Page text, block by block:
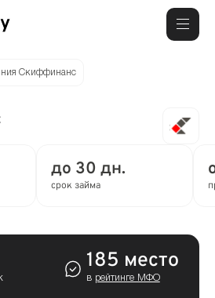
Скиффинанс
до 30 дн.
срок займа
185 место
в рейтинге МФО